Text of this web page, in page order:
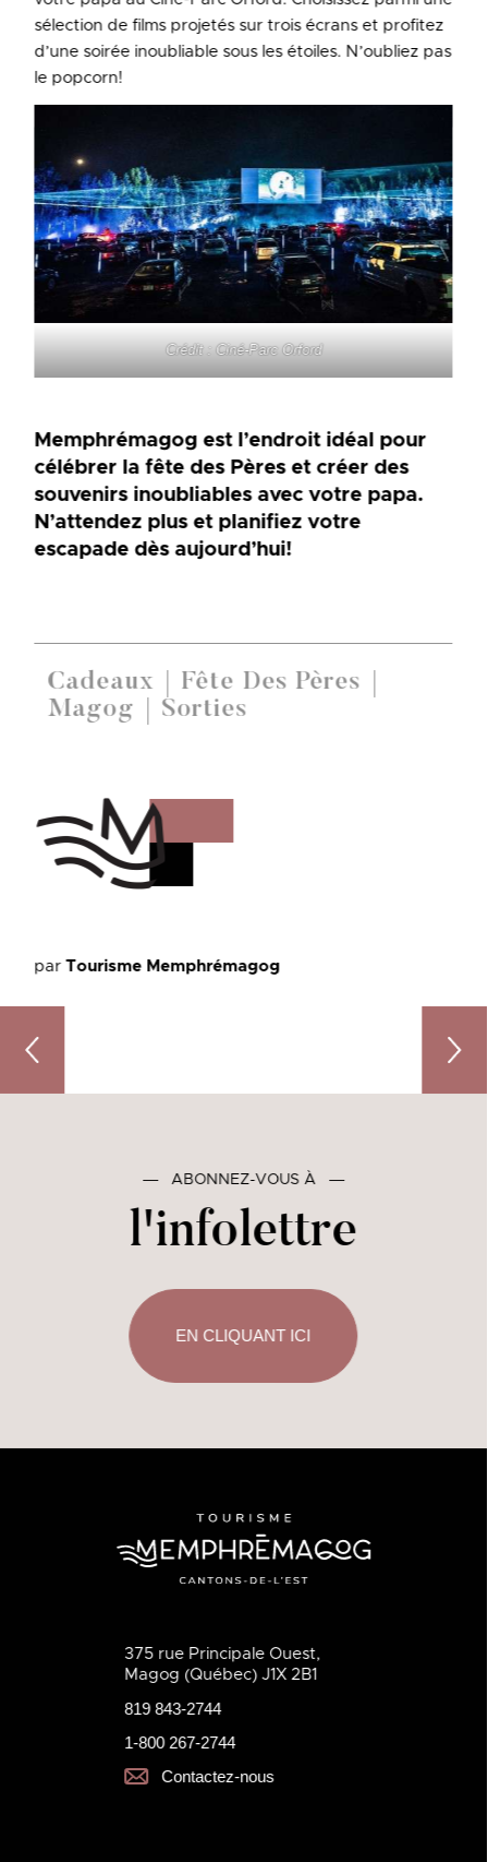
sélection de films projetés sur trois écrans et profitez
d’une soirée inoubliable sous les étoiles. N’oubliez pas
le popcorn!
Crédit : Ciné-Parc Orford
Memphrémagog est l’endroit idéal pour
célébrer la fête des Pères et créer des
souvenirs inoubliables avec votre papa.
N’attendez plus et planifiez votre
escapade dès aujourd’hui!
Cadeaux Fête Des Pères
Magog Sorties
parTourisme Memphrémagog
6 suggestions de randonnées incroyables à faire dans
Une
― ABONNEZ-VOUS À ―
l'infolettre
EN CLIQUANT ICI
375 rue Principale Ouest,
Magog (Québec) J1X 2B1
819 843-2744
1-800 267-2744
Contactez-nous